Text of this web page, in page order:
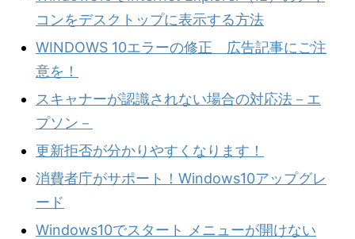
コンをデスクトップに表示する方法
WINDOWS 10エラーの修正 広告記事にご注
意を！
スキャナーが認識されない場合の対応法－エ
プソン－
更新拒否が分かりやすくなります！
消費者庁がサポート！Windows10アップグレ
ード
Windows10でスタート メニューが開けない